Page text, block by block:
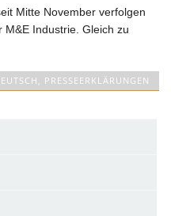
Mitte November verfolgen
Industrie. Gleich zu
PRESSEERKLÄRUNGEN